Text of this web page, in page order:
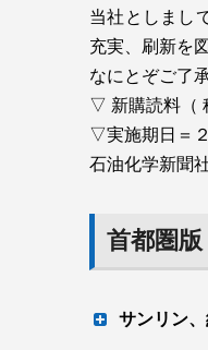
育の確立を
す。
東神楽町と
のサーモン
当社としまし
充実、刷新を
なにとぞご了
▽ 新購読料（
▽実施期日＝
石油化学新聞
首都圏版
サンリン